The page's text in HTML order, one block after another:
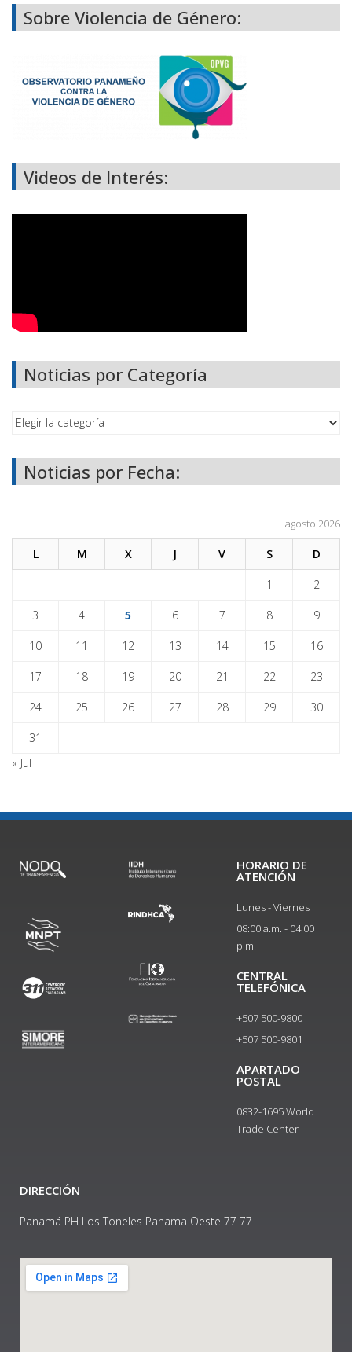
Sobre Violencia de Género:
Videos de Interés:
Noticias por Categoría
Noticias por Fecha:
agosto 2026
L M X J V S D
1 2
3 4 5 6 7 8 9
10 11 12 13 14 15 16
17 18 19 20 21 22 23
24 25 26 27 28 29 30
31
« Jul
HORARIO DE
ATENCIÓN
Lunes - Viernes
08:00 a.m. - 04:00
p.m.
CENTRAL
TELEFÓNICA
+507 500-9800
+507 500-9801​
APARTADO
POSTAL
0832-1695 World
Trade Center
DIRECCIÓN
Panamá PH Los Toneles Panama Oeste 77 77